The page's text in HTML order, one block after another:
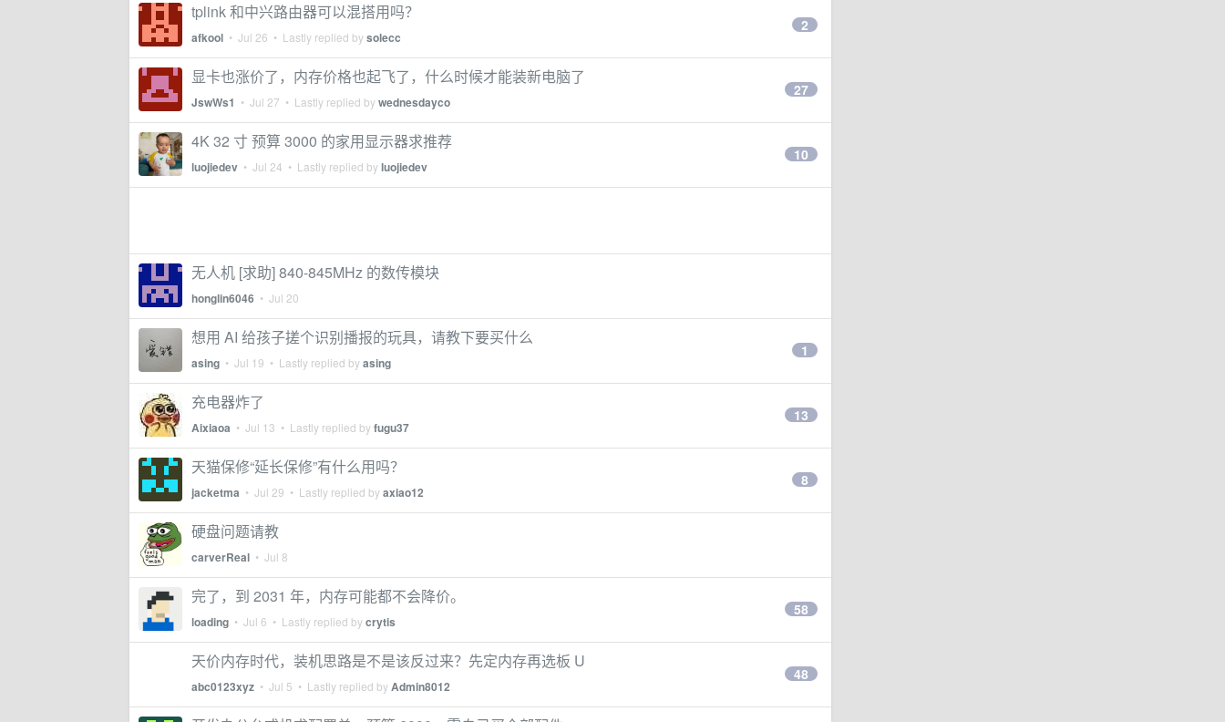
tplink 和中兴路由器可以混搭用吗？
afkool • Jul 26 • Lastly replied bysolecc
2
显卡也涨价了，内存价格也起飞了，什么时候才能装新电脑了
JswWs1 • Jul 27 • Lastly replied bywednesdayco
27
4K 32 寸 预算 3000 的家用显示器求推荐
luojiedev • Jul 24 • Lastly replied byluojiedev
10
无人机 [求助] 840-845MHz 的数传模块
honglin6046 • Jul 20
想用 AI 给孩子搓个识别播报的玩具，请教下要买什么
asing • Jul 19 • Lastly replied byasing
1
充电器炸了
Aixiaoa • Jul 13 • Lastly replied byfugu37
13
天猫保修“延长保修”有什么用吗？
jacketma • Jul 29 • Lastly replied byaxiao12
8
硬盘问题请教
carverReal • Jul 8
完了，到 2031 年，内存可能都不会降价。
loading • Jul 6 • Lastly replied bycrytis
58
天价内存时代，装机思路是不是该反过来？先定内存再选板 U
abc0123xyz • Jul 5 • Lastly replied byAdmin8012
48